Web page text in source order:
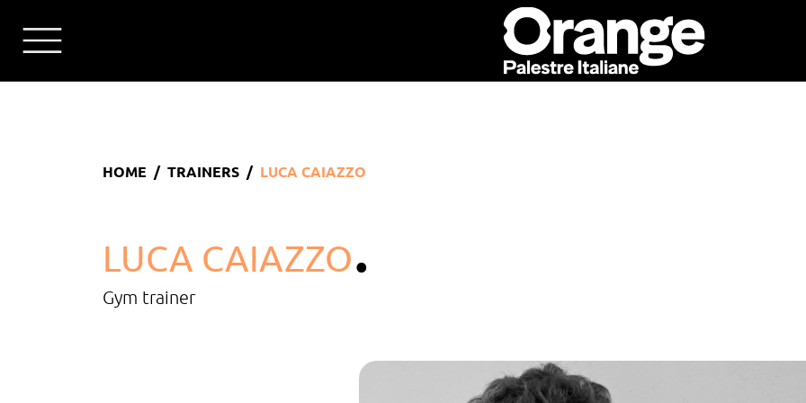
HOME TRAINERS LUCA CAIAZZO
LUCA CAIAZZO.
Gym trainer